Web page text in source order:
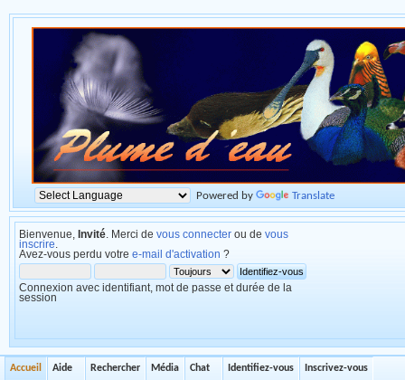
Powered by Translate
Bienvenue, Invité . Merci de vous connecter ou de vous
inscrire
Avez-vous perdu votre e-mail d'activation ?
Connexion avec identifiant, mot de passe et durée de la
session
Accueil Aide Rechercher Média Chat Identifiez-vous Inscrivez-vous